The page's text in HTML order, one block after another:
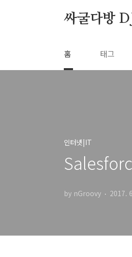
싸굴다방
홈 태그
인터넷|IT
by nGroovy 2017.